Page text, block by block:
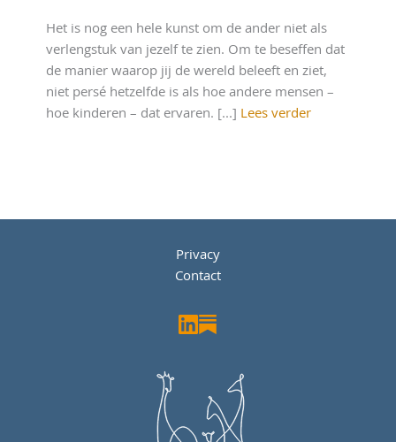
Het is nog een hele kunst om de ander niet als
verlengstuk van jezelf te zien. Om te beseffen dat
de manier waarop jij de wereld beleeft en ziet,
niet persé hetzelfde is als hoe andere mensen –
hoe kinderen – dat ervaren. [...] Lees verder
Privacy
Contact